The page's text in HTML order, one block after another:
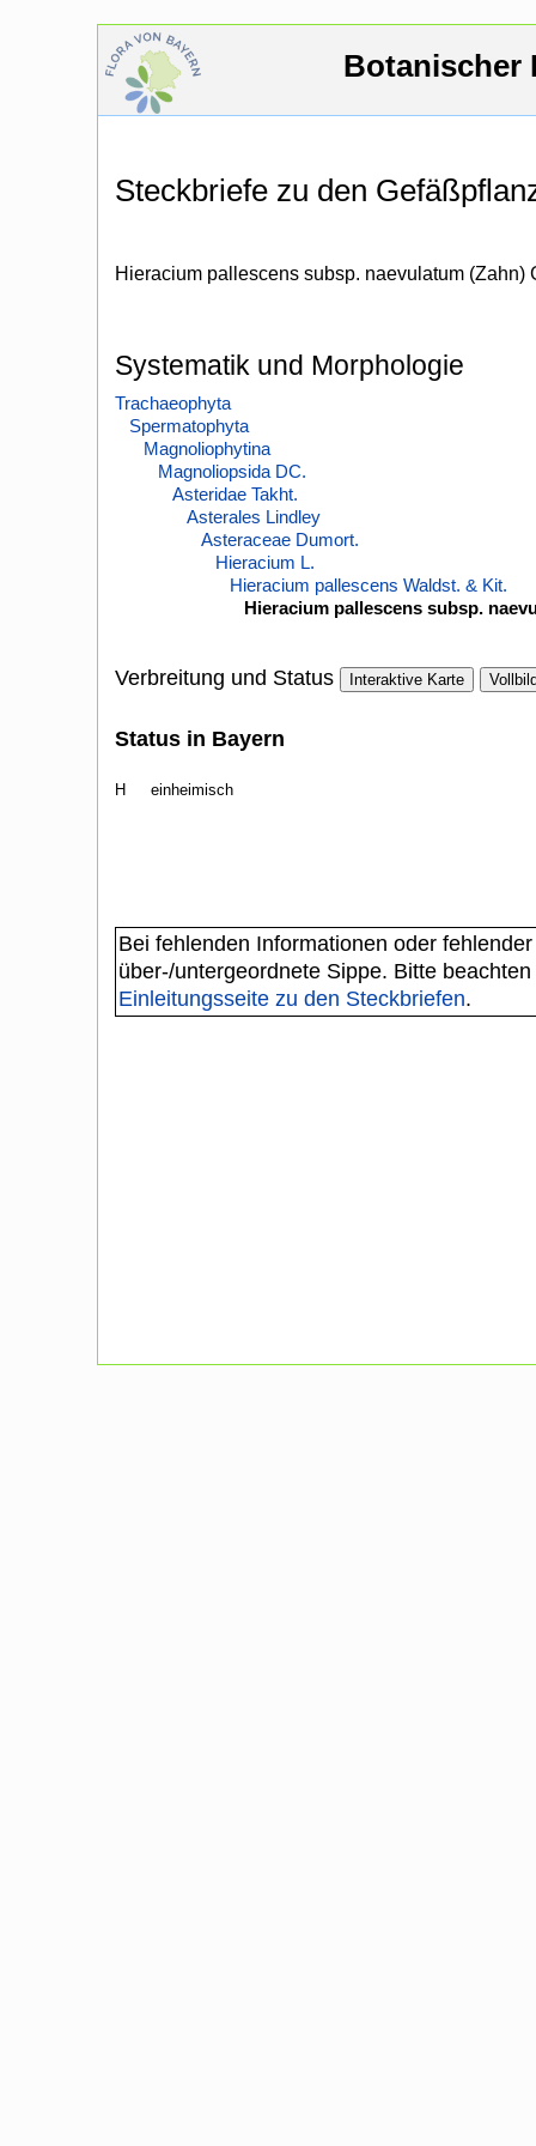
Botanischer
Steckbriefe zu den
Hieracium pallescens subsp. naevulatum (Zahn)
Systematik und Morphologie
Trachaeophyta
Spermatophyta
Magnoliophytina
Magnoliopsida DC.
Asteridae Takht.
Asterales Lindley
Asteraceae Dumort.
Hieracium L.
Hieracium pallescens Waldst. & Kit.
Hieracium pallescens subsp.
Verbreitung und Status Interaktive Karte
Status in Bayern
H einheimisch
Bei fehlenden Informationen oder
über-/untergeordnete Sippe. Bitte
Einleitungsseite zu den Steckbriefen.